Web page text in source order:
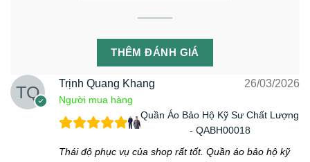
THÊM ĐÁNH GIÁ
Trịnh Quang Khang
Người mua hàng
26/03/2026
Quần Áo Bảo Hộ Kỹ Sư Chất Lượng
- QABH00018
Thái độ phục vụ của shop rất tốt. Quần áo bảo hộ kỹ